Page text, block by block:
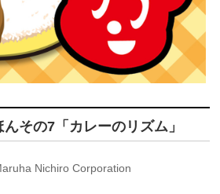
その7「カレーのリズム」
Nichiro Corporation